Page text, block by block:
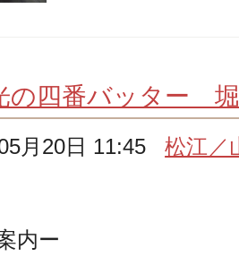
の四番バッター
月20日 11:45松江／
内ー